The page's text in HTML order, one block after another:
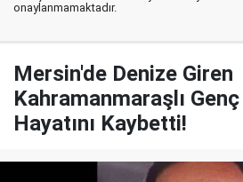
onaylanmamaktadır.
Mersin'de Denize Giren
Kahramanmaraşlı
Hayatını Kaybetti!